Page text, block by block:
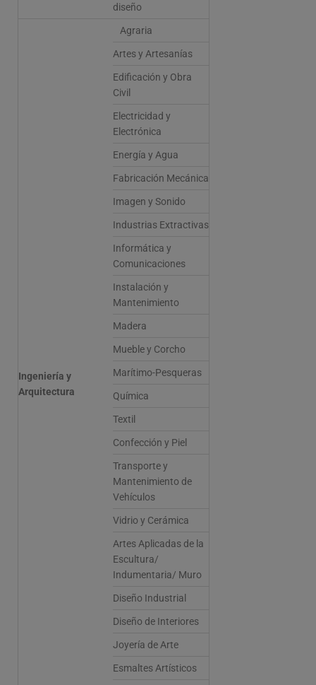
diseño
Ingeniería y
Arquitectura
Agraria
Artes y Artesanías
Edificación y Obra
Civil
Electricidad y
Electrónica
Energía y Agua
Fabricación Mecánica
Imagen y Sonido
Industrias Extractivas
Informática y
Comunicaciones
Instalación y
Mantenimiento
Madera
Mueble y Corcho
Marítimo-Pesqueras
Química
Textil
Confección y Piel
Transporte y
Mantenimiento de
Vehículos
Vidrio y Cerámica
Artes Aplicadas de la
Escultura/
Indumentaria/ Muro
Diseño Industrial
Diseño de Interiores
Joyería de Arte
Esmaltes Artísticos